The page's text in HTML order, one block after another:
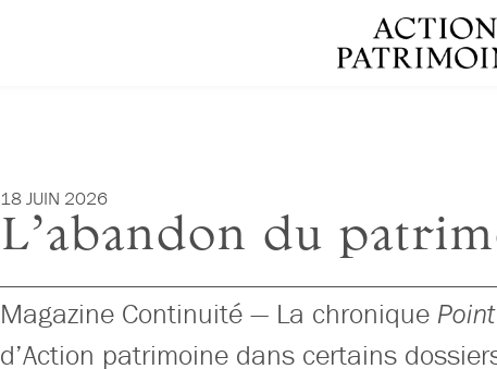
18 JUIN 2026
L’abandon du
Magazine Continuité — La chronique
d’Action patrimoine dans certains